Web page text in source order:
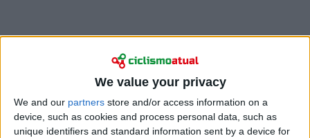
We value your privacy
We and our partners store and/or access information on a
device, such as cookies and process personal data, such as
unique identifiers and standard information sent by a device for